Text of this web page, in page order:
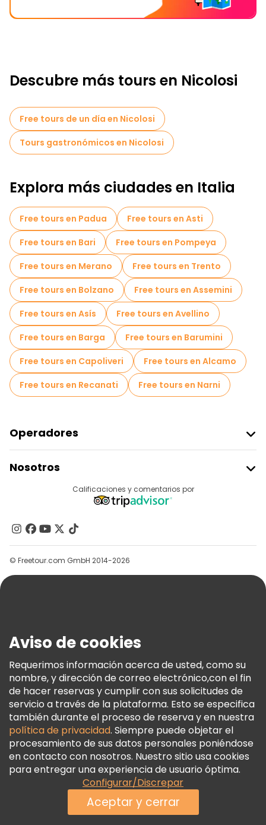
Descubre más tours en Nicolosi
Free tours de un día en Nicolosi
Tours gastronómicos en Nicolosi
Explora más ciudades en Italia
Free tours en Padua
Free tours en Asti
Free tours en Bari
Free tours en Pompeya
Free tours en Merano
Free tours en Trento
Free tours en Bolzano
Free tours en Assemini
Free tours en Asís
Free tours en Avellino
Free tours en Barga
Free tours en Barumini
Free tours en Capoliveri
Free tours en Alcamo
Free tours en Recanati
Free tours en Narni
Operadores
Acceder Como Proveedor
Programa De Afiliados
Nosotros
Contacto
Grupos
Ayuda
Términos E Información Legal
Política De Cookies
Freetour Premios
Programa De Fidelidad
Calificaciones y comentarios por
© Freetour.com GmbH 2014-2026
Aviso de cookies
Requerimos información acerca de usted, como su
nombre, y dirección de correo electrónico,con el fin
de hacer reservas y cumplir con sus solicitudes de
servicio a través de la plataforma. Esto se especifica
también durante el proceso de reserva y en nuestra
política de privacidad. Siempre puede objetar el
procesamiento de sus datos personales poniéndose
en contacto con nosotros. Nuestro sitio usa cookies
para entregar una experiencia de usuario óptima.
Configurar/Discrepar
Aceptar y cerrar